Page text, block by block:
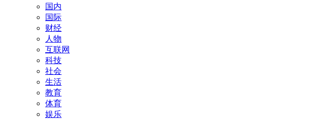
国内
国际
财经
人物
互联网
科技
社会
生活
教育
体育
娱乐